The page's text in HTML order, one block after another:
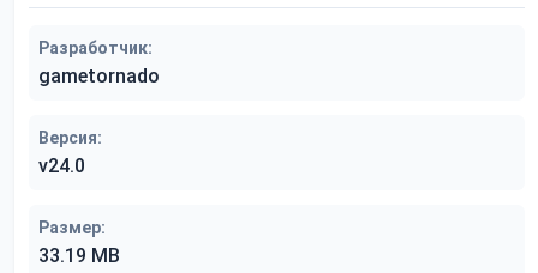
Разработчик:
gametornado
Версия:
v24.0
Размер:
33.19 MB